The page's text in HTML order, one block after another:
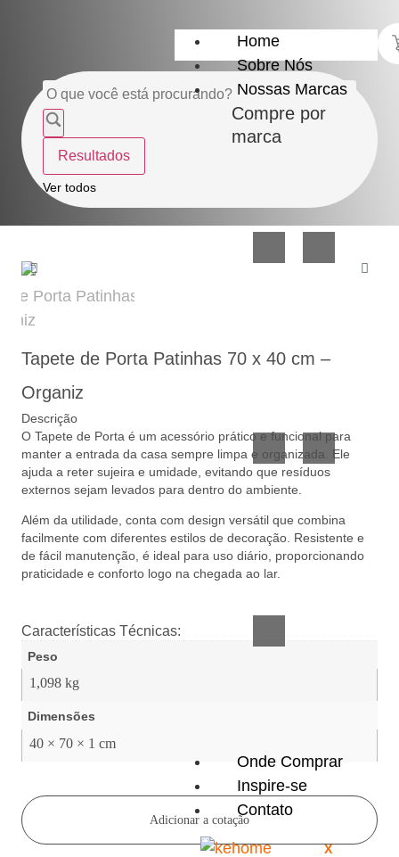
Home
Sobre Nós
Nossas Marcas
Compre por
marca
Lar
Organização
Acessórios
Onde Comprar
Inspire-se
Contato
X
Resultados
Ver todos
Tapete de Porta Patinhas 70 x 40 cm –
Organiz
Descrição
O Tapete de Porta é um acessório prático e funcional para
manter a entrada da casa sempre limpa e organizada. Ele
ajuda a reter sujeira e umidade, evitando que resíduos
externos sejam levados para dentro do ambiente.
Além da utilidade, conta com design versátil que combina
facilmente com diferentes estilos de decoração. Resistente e
de fácil manutenção, é ideal para uso diário, proporcionando
praticidade e conforto logo na chegada ao lar.
Características Técnicas:
Peso
1,098 kg
Dimensões
40 × 70 × 1 cm
Adicionar a cotação